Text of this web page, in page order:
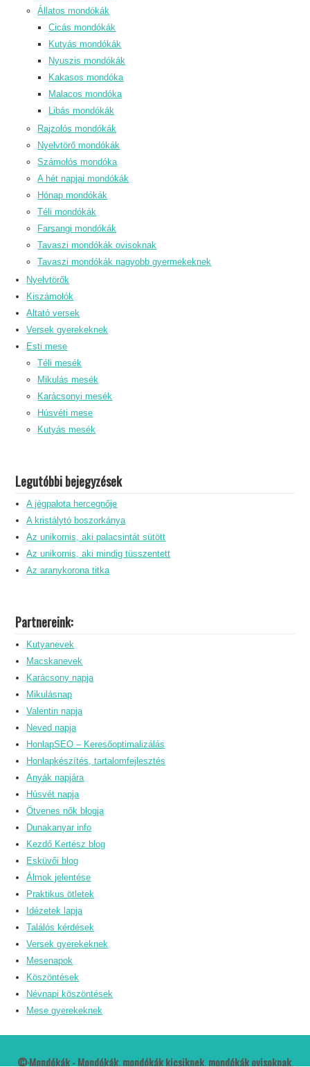
Állatos mondókák
Cicás mondókák
Kutyás mondókák
Nyuszis mondókák
Kakasos mondóka
Malacos mondóka
Libás mondókák
Rajzolós mondókák
Nyelvtörő mondókák
Számolós mondóka
A hét napjai mondókák
Hónap mondókák
Téli mondókák
Farsangi mondókák
Tavaszi mondókák ovisoknak
Tavaszi mondókák nagyobb gyermekeknek
Nyelvtörők
Kiszámolók
Altató versek
Versek gyerekeknek
Esti mese
Téli mesék
Mikulás mesék
Karácsonyi mesék
Húsvéti mese
Kutyás mesék
Legutóbbi bejegyzések
A jégpalota hercegnője
A kristálytó boszorkánya
Az unikornis, aki palacsintát sütött
Az unikornis, aki mindig tüsszentett
Az aranykorona titka
Partnereink:
Kutyanevek
Macskanevek
Karácsony napja
Mikulásnap
Valentin napja
Neved napja
HonlapSEO – Keresőoptimalizálás
Honlapkészítés, tartalomfejlesztés
Anyák napjára
Húsvét napja
Ötvenes nők blogja
Dunakanyar info
Kezdő Kertész blog
Esküvői blog
Álmok jelentése
Praktikus ötletek
Idézetek lapja
Találós kérdések
Versek gyerekeknek
Mesenapok
Köszöntések
Névnapi köszöntések
Mese gyerekeknek
©·Mondókák - Mondókák, mondókák kicsiknek, mondókák ovisoknak,